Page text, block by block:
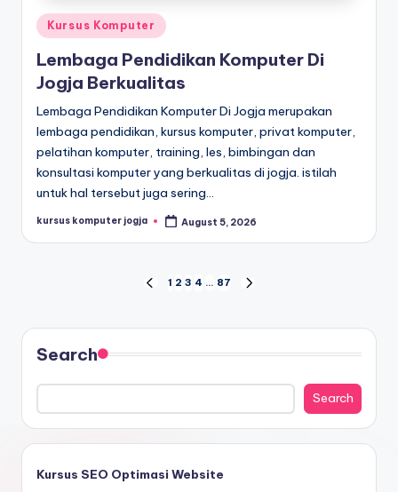
Kursus Komputer
Lembaga Pendidikan Komputer Di
Jogja Berkualitas
Lembaga Pendidikan Komputer Di Jogja merupakan
lembaga pendidikan, kursus komputer, privat komputer,
pelatihan komputer, training, les, bimbingan dan
konsultasi komputer yang berkualitas di jogja. istilah
untuk hal tersebut juga sering…
kursus komputer jogja August 5, 2026
1 2 3 4 … 87
Search
Search
Kursus SEO Optimasi Website